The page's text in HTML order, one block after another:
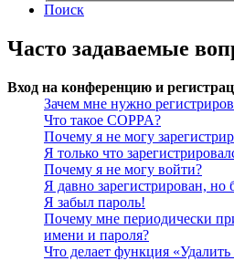
Поиск
Часто задаваемые
Вход на конференцию и
Зачем мне нужно
Что такое COPPA?
Почему я не могу
Я только что
Почему я не могу войти?
Я давно зарегистрирован,
Я забыл пароль!
Почему мне периодически
имени и пароля?
Что делает функция «Удалить